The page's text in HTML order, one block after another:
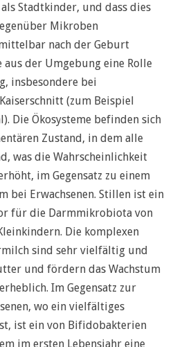
Stadtkinder, und dass dies
Mikroben
nach der Geburt
aus der Umgebung eine Rolle
insbesondere bei
(zum Beispiel
Die Ökosysteme befinden sich
Zustand, in dem alle
was die Wahrscheinlichkeit
im Gegensatz zu einem
bei Erwachsenen. Stillen ist ein
für die Darmmikrobiota von
Die komplexen
sind sehr vielfältig und
und fördern das Wachstum
Im Gegensatz zur
wo ein vielfältiges
ist ein von Bifidobakterien
im ersten Lebensjahr eine